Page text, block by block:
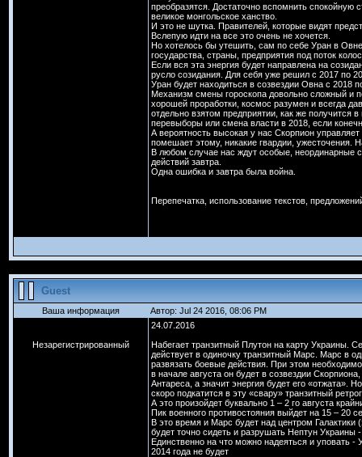
преобразятся. Достаточно вспомнить спокойную
великое монгольское ханство.
И это не шутка. Правителей, которые видят
Вслепую идти на все это очень не хочется.
Но хотелось бы утешить, сам по себе Уран в
государства, страны, предприятия под поток
Если вся эта энергия будет направлена на
русло созидания. Для себя уже решил с 2017 по
Уран будет находиться в созвездии Овна с 2018
Механизм смены гороскопа довольно сложный и
хорошей проработки, космос разумен и всегда
отдельно взятом предприятии, как же получится
перевыборы или смена власти в 2018, если
А вероятность высокая у нас Скорпион
помешает этому, никакие гвардии, ужесточения.
В любом случае нас ждут особые, неординарные
действий завтра.
Одна ошибка и завтра была война.
Перепечатка, использование текстов,
Guest
Ваша информация Автор: Jul 24 2016, 08:06 PM
Незарегистрированный
24.07.2016
Набегает транзитный Плутон на карту Украины.
действует в одиночку транзитный Марс. Марс в
развязать боевые действия. При этом
в начале августа он будет в созвездии
Антареса, а значит энергия будет его «отжата».
скоро подкатится в эту «свару» транзитный
А это произойдет буквально 1 – 2 го августа
Пик военного противостояния выйдет на 15 – 20
В это время и Марс будет над центром Галактики
будет точно сидеть и разрушать Нептун Украины
Единственно на что можно надеяться и уповать -
2014 года не будет